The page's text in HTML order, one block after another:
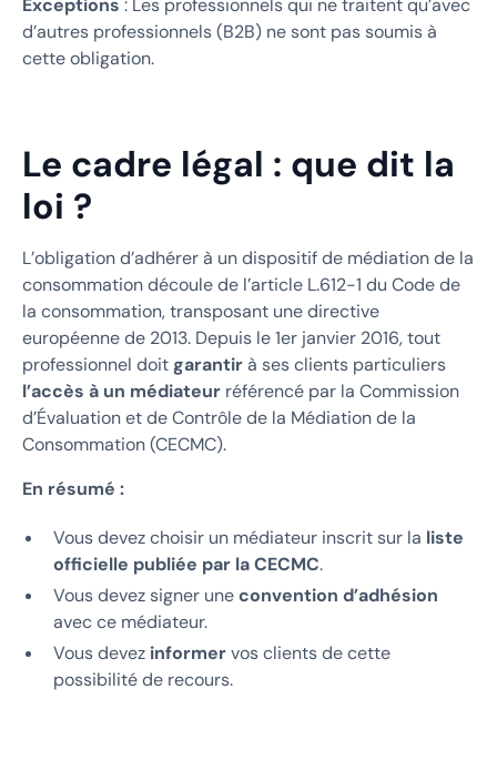
d’autres professionnels (B2B) ne sont pas soumis à
cette obligation.
Le cadre légal : que dit la
loi ?
L’obligation d’adhérer à un dispositif de médiation de la
consommation découle de l’article L.612-1 du Code de
la consommation, transposant une directive
européenne de 2013. Depuis le 1er janvier 2016, tout
professionnel doit garantirà ses clients particuliers
l’accès à un médiateur référencé par la Commission
d’Évaluation et de Contrôle de la Médiation de la
Consommation (CECMC).
En résumé :
Vous devez choisir un médiateur inscrit sur la liste
officielle publiée par la CECMC.
Vous devez signer uneconvention d’adhésion
avec ce médiateur.
Vous devez informervos clients de cette
possibilité de recours.